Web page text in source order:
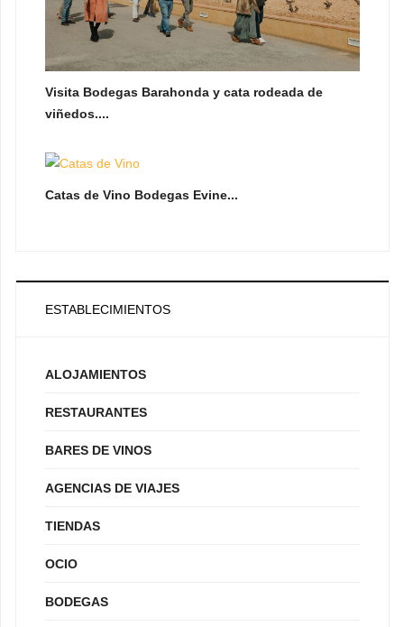
Visita Bodegas Barahonda y cata rodeada de
viñedos....
Catas de Vino Bodegas Evine...
ESTABLECIMIENTOS
ALOJAMIENTOS
RESTAURANTES
BARES DE VINOS
AGENCIAS DE VIAJES
TIENDAS
OCIO
BODEGAS